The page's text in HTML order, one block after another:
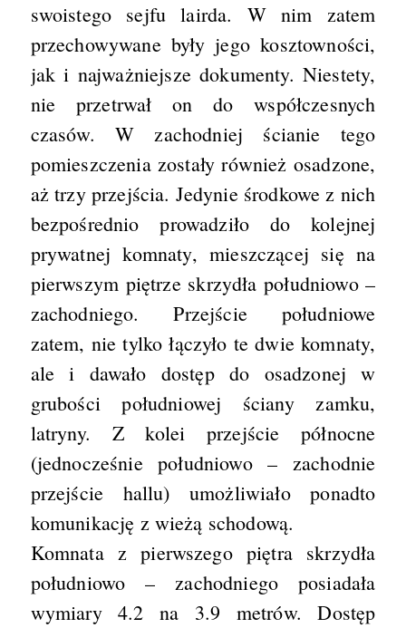
swoistego sejfu lairda. W nim zatem
przechowywane były jego kosztowności,
jak i najważniejsze dokumenty. Niestety,
nie przetrwał on do współczesnych
czasów. W zachodniej ścianie tego
pomieszczenia zostały również osadzone,
aż trzy przejścia. Jedynie środkowe z nich
bezpośrednio prowadziło do kolejnej
prywatnej komnaty, mieszczącej się na
pierwszym piętrze skrzydła południowo –
zachodniego. Przejście południowe
zatem, nie tylko łączyło te dwie komnaty,
ale i dawało dostęp do osadzonej w
grubości południowej ściany zamku,
latryny. Z kolei przejście północne
(jednocześnie południowo – zachodnie
przejście hallu) umożliwiało ponadto
komunikację z wieżą schodową.
Komnata z pierwszego piętra skrzydła
południowo – zachodniego posiadała
wymiary 4.2 na 3.9 metrów. Dostęp